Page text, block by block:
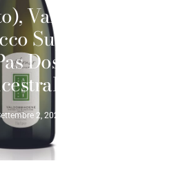
Valdobbiadene
Superiore Col
Dosé – Metodo
2, 2022